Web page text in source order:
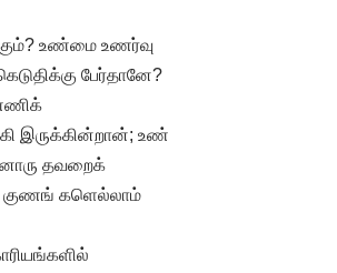
உண்மை உணர்வு
பேர்தானே?
இருக்கின்றான்; உண்
தவறைக்
குணங் களெல்லாம்